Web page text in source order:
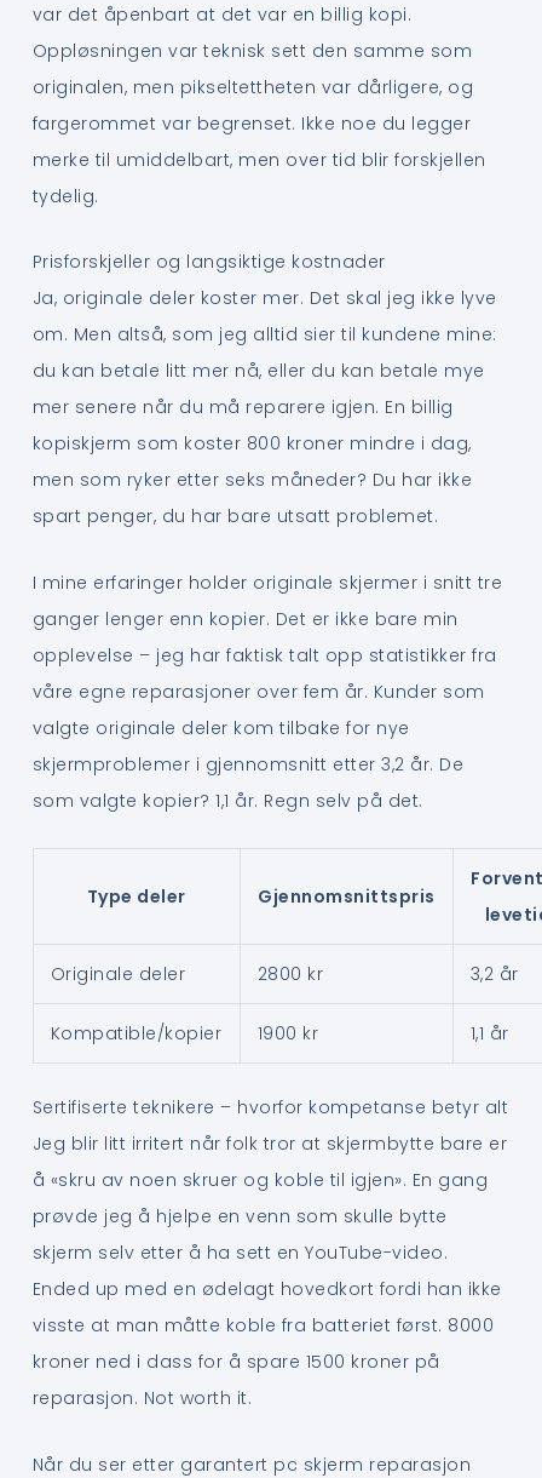
var det åpenbart at det var en billig kopi.
Oppløsningen var teknisk sett den samme som
originalen, men pikseltettheten var dårligere, og
fargerommet var begrenset. Ikke noe du legger
merke til umiddelbart, men over tid blir forskjellen
tydelig.
Prisforskjeller og langsiktige kostnader
Ja, originale deler koster mer. Det skal jeg ikke lyve
om. Men altså, som jeg alltid sier til kundene mine:
du kan betale litt mer nå, eller du kan betale mye
mer senere når du må reparere igjen. En billig
kopiskjerm som koster 800 kroner mindre i dag,
men som ryker etter seks måneder? Du har ikke
spart penger, du har bare utsatt problemet.
I mine erfaringer holder originale skjermer i snitt tre
ganger lenger enn kopier. Det er ikke bare min
opplevelse – jeg har faktisk talt opp statistikker fra
våre egne reparasjoner over fem år. Kunder som
valgte originale deler kom tilbake for nye
skjermproblemer i gjennomsnitt etter 3,2 år. De
som valgte kopier? 1,1 år. Regn selv på det.
Type deler Gjennomsnittspris
Originale deler 2800 kr 3,2 år
Kompatible/kopier 1900 kr 1,1 år
Sertifiserte teknikere – hvorfor kompetanse betyr alt
Jeg blir litt irritert når folk tror at skjermbytte bare er
å «skru av noen skruer og koble til igjen». En gang
prøvde jeg å hjelpe en venn som skulle bytte
skjerm selv etter å ha sett en YouTube-video.
Ended up med en ødelagt hovedkort fordi han ikke
visste at man måtte koble fra batteriet først. 8000
kroner ned i dass for å spare 1500 kroner på
reparasjon. Not worth it.
Når du ser etter garantert pc skjerm reparasjon